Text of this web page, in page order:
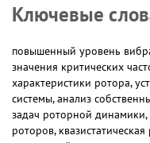
Ключевые
повышенный уровень
значения критических
характеристики ротора,
системы, анализ
задач роторной
роторов,